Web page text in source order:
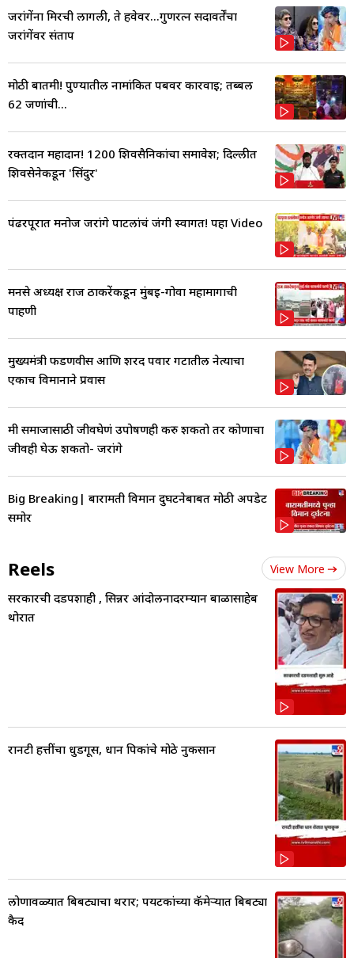
जरांगेंना मिरची लागली, ते हवेवर...गुणरत्न सदावर्तेंचा
जरांगेंवर संताप
मोठी बातमी! पुण्यातील नामांकित पबवर कारवाई; तब्बल
62 जणांची...
रक्तदान महादान! 1200 शिवसैनिकांचा समावेश; दिल्लीत
शिवसेनेकडून 'सिंदुर'
पंढरपूरात मनोज जरांगे पाटलांचं जंगी स्वागत! पहा Video
मनसे अध्यक्ष राज ठाकरेंकडून मुंबई-गोवा महामार्गाची
पाहणी
मुख्यमंत्री फडणवीस आणि शरद पवार गटातील नेत्याचा
एकाच विमानाने प्रवास
मी समाजासाठी जीवघेणं उपोषणही करु शकतो तर कोणाचा
जीवही घेऊ शकतो- जरांगे
Big Breaking| बारामती विमान दुर्घटनेबाबत मोठी अपडेट
समोर
Reels View More
सरकारची दडपशाही , सिन्नर आंदोलनादरम्यान बाळासाहेब
थोरात
रानटी हत्तींचा धुडगूस, धान पिकांचे मोठे नुकसान
लोणावळ्यात बिबट्याचा थरार; पर्यटकांच्या कॅमेऱ्यात बिबट्या
कैद